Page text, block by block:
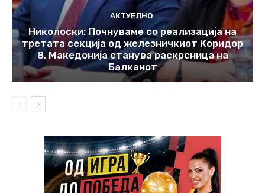
АКТУЕЛНО
Николоски: Почнуваме со реализација на
третата секција од железничкиот Коридор
8, Македонија станува раскрсница на
Балканот